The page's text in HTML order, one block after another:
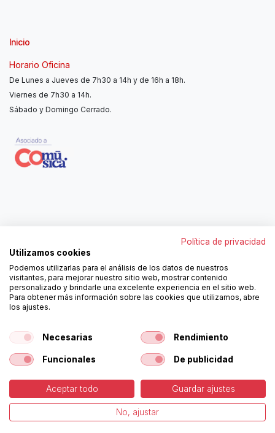
Inicio
Horario Oficina
De Lunes a Jueves de 7h30 a 14h y de 16h a 18h.
Viernes de 7h30 a 14h.
Sábado y Domingo Cerrado.
962250313
ortola@ortola-sa.es
Av. d'Albaida, s/n
46840 La Pobla del Duc (Valencia)
¡Síguenos!
Copyright © Ortolá, S.A. -Política de Cookies -Aviso
Legal
Español
Política de privacidad
Utilizamos cookies
Podemos utilizarlas para el análisis de los datos de nuestros
visitantes, para mejorar nuestro sitio web, mostrar contenido
personalizado y brindarle una excelente experiencia en el sitio web.
Para obtener más información sobre las cookies que utilizamos, abre
los ajustes.
Necesarias Rendimiento
Funcionales De publicidad
Aceptar todo Guardar ajustes
No, ajustar